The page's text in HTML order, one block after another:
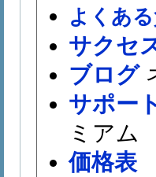
よくあ
サクセ
ブログ
サポー
ミアム
価格表